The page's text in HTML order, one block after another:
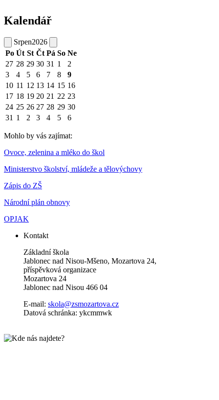
Kalendář
Srpen2026
Po Út St Čt Pá So Ne
27 28 29 30 31 1
2
3
4 5 6 7 8
9
10 11 12 13 14 15 16
17 18 19 20 21 22 23
24 25 26 27 28 29 30
31 1 2 3 4 5 6
Mohlo by vás zajímat:
Ovoce, zelenina a mléko do škol
Ministerstvo školství, mládeže a tělovýchovy
Zápis do ZŠ
Národní plán obnovy
OPJAK
Kontakt
Základní škola
Jablonec nad Nisou-Mšeno, Mozartova 24,
příspěvková organizace
Mozartova 24
Jablonec nad Nisou 466 04
E-mail: skola@zsmozartova.cz
Datová schránka: ykcmmwk